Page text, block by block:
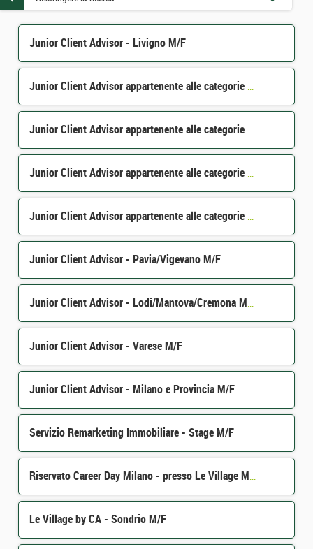
Junior Client Advisor - Livigno M/F
Junior Client Advisor appartenente alle categorie protette - Milano M/F
Junior Client Advisor appartenente alle categorie protette - Bergamo M/F
Junior Client Advisor appartenente alle categorie protette - Monza Brianza M/F
Junior Client Advisor appartenente alle categorie protette - Pavia M/F
Junior Client Advisor - Pavia/Vigevano M/F
Junior Client Advisor - Lodi/Mantova/Cremona M/F
Junior Client Advisor - Varese M/F
Junior Client Advisor - Milano e Provincia M/F
Servizio Remarketing Immobiliare - Stage M/F
Riservato Career Day Milano - presso Le Village Milano - 14/05/2026 M/F
Le Village by CA - Sondrio M/F